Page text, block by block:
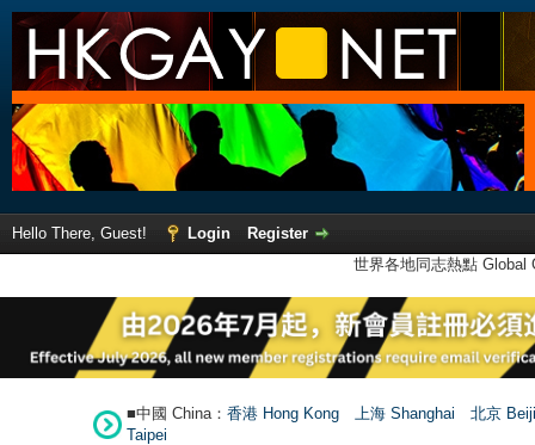
Hello There, Guest! Login
Register
世界各地同志熱點
■中國 China： 香港 Hong Kong 上海 Shanghai
北京
Taipei